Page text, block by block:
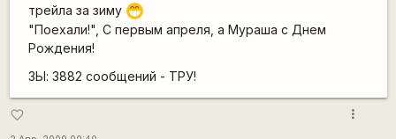
трейла за зиму ;D
"Поехали!", С первым апреля, а Мураша с Днем
Рождения!
ЗЫ: 3882 сообщений - ТРУ!
favorite_border more_vert